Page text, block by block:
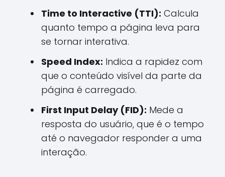
Time to Interactive (TTI): Calcula
quanto tempo a página leva para
se tornar interativa.
Speed Index: Indica a rapidez com
que o conteúdo visível da parte da
página é carregado.
First Input Delay (FID): Mede a
resposta do usuário, que é o tempo
até o navegador responder a uma
interação.